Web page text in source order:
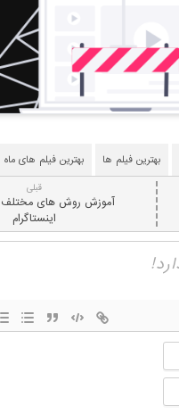
بهترین فیلم ها بهترین فیلم های ماه
قبلی
آموزش روش های مختلف
اینستاگرام
نام
ایمیل